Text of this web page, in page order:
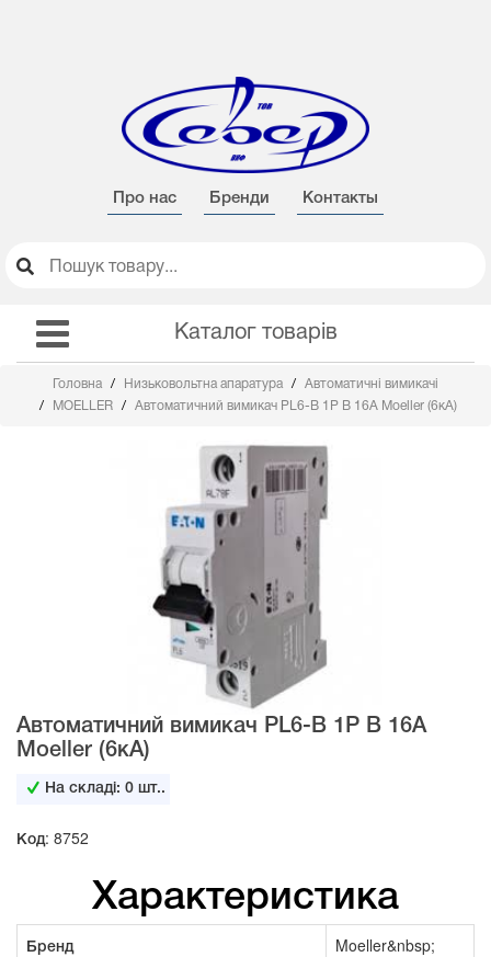
Про нас Бренди Контакты
Каталог товарів
Головна Низьковольтна апаратура
Автоматичні вимикачі
MOELLER
Автоматичний вимикач PL6-B 1Р B 16А Moeller (6кА)
Автоматичний вимикач PL6-B 1Р B 16А
Moeller (6кА)
На складі:0 шт..
Код: 8752
Характеристика
Бренд
Moeller&nbsp;